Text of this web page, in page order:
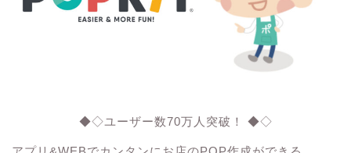
◆◇ユーザー数70万人突破！ ◆◇